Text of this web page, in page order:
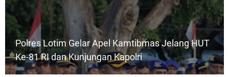
Polres Lotim Gelar Apel Kamtibmas Jelang HUT
Ke-81 RI dan Kunjungan Kapolri